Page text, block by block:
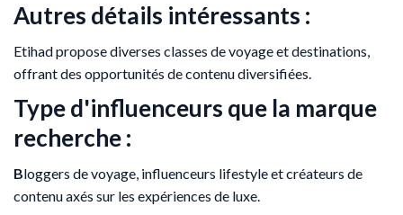
Autres détails intéressants :
Etihad propose diverses classes de voyage et destinations,
offrant des opportunités de contenu diversifiées.
Type d'influenceurs que la marque
recherche :
Bloggers de voyage, influenceurs lifestyle et créateurs de
contenu axés sur les expériences de luxe.